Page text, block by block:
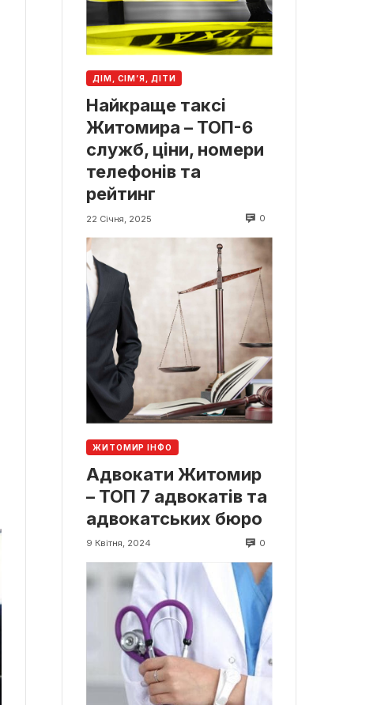
ДІМ, СІМ’Я, ДІТИ
Найкраще таксі
Житомира – ТОП-6
служб, ціни, номери
телефонів та
рейтинг
22 Січня, 2025 0
ЖИТОМИР ІНФО
Адвокати Житомир
– ТОП 7 адвокатів та
адвокатських бюро
9 Квітня, 2024 0